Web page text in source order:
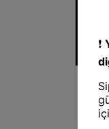
Siyah
10064